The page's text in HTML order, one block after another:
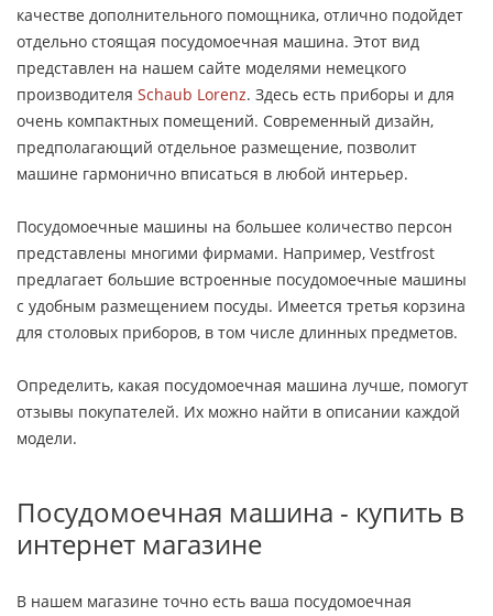
качестве дополнительного помощника, отлично подойдет
отдельно стоящая посудомоечная машина. Этот вид
представлен на нашем сайте моделями немецкого
производителя Schaub Lorenz. Здесь есть приборы и для
очень компактных помещений. Современный дизайн,
предполагающий отдельное размещение, позволит
машине гармонично вписаться в любой интерьер.
Посудомоечные машины на большее количество персон
представлены многими фирмами. Например, Vestfrost
предлагает большие встроенные посудомоечные машины
с удобным размещением посуды. Имеется третья корзина
для столовых приборов, в том числе длинных предметов.
Определить, какая посудомоечная машина лучше, помогут
отзывы покупателей. Их можно найти в описании каждой
модели.
Посудомоечная машина - купить в
интернет магазине
В нашем магазине точно есть ваша посудомоечная